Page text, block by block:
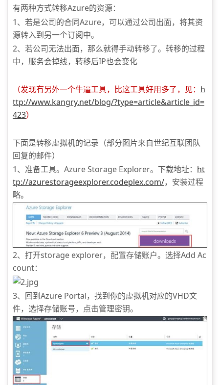
有两种方式转移Azure的资源：
1、若是公司的合同Azure，可以通过公司出面，将其资
源转入到另一个订阅中。
2、若公司无法出面，那么就得手动转移了。转移的过程
中，服务会掉线，转移后IP也会变化
（发现有另外一个牛逼工具，比这工具好用多了，见： h
ttp://www.kangry.net/blog/?type=article&article_id=
423）
下面是转移虚拟机的记录（部分图片来自世纪互联团队
回复的邮件）
1、准备工具。Azure Storage Explorer。下载地址： ht
tp://azurestorageexplorer.codeplex.com/，安装过程
略。
2、打开storage explorer，配置存储账户。选择Add Ac
count：
3、回到Azure Portal，找到你的虚拟机对应的VHD文
件，选择存储账号，点击管理密钥。